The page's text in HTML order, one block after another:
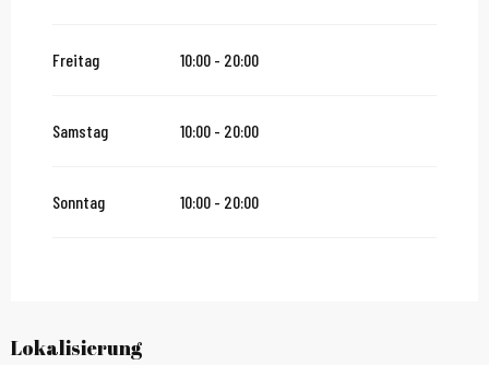
Freitag 10:00 - 20:00
Samstag 10:00 - 20:00
Sonntag 10:00 - 20:00
Lokalisierung